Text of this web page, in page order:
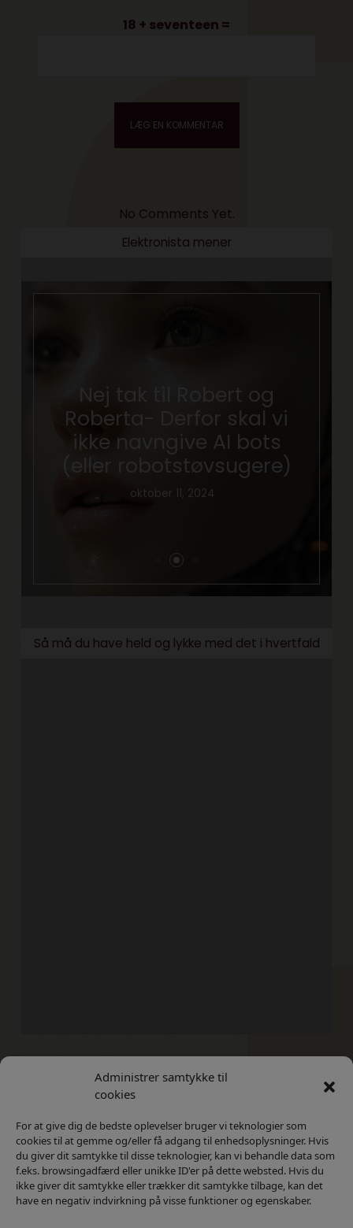
Administrer samtykke til
cookies
For at give dig de bedste oplevelser bruger vi teknologier som
cookies til at gemme og/eller få adgang til enhedsoplysninger. Hvis
du giver dit samtykke til disse teknologier, kan vi behandle data som
f.eks. browsingadfærd eller unikke ID'er på dette websted. Hvis du
ikke giver dit samtykke eller trækker dit samtykke tilbage, kan det
have en negativ indvirkning på visse funktioner og egenskaber.
18 + seventeen =
No Comments Yet.
Elektronista mener
Nej tak til Robert og
Roberta- Derfor skal vi
ikke navngive AI bots
(eller robotstøvsugere)
oktober 11, 2024
Så må du have held og lykke med det i hvertfald
Kontakt